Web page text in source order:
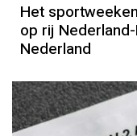
Het
op rij
Nederland